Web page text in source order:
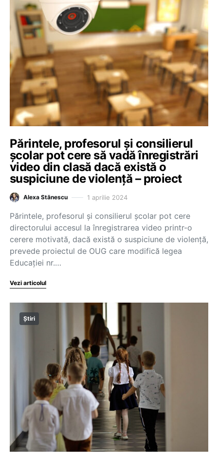
Părintele, profesorul și consilierul
școlar pot cere să vadă înregistrări
video din clasă dacă există o
suspiciune de violență – proiect
Alexa Stănescu 1 aprilie 2024
Părintele, profesorul și consilierul școlar pot cere
directorului accesul la înregistrarea video printr-o
cerere motivată, dacă există o suspiciune de violență,
prevede proiectul de OUG care modifică legea
Educației nr.…
Vezi articolul
Știri